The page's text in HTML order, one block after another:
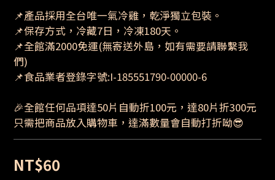
📌產品採用全台唯一氣冷雞，乾淨獨立包裝。
📌保存方式，冷藏7日，冷凍180天。
📌全館滿2000免運(無寄送外島，如有需要請聯繫我
們)
📌食品業者登錄字號:I-185551790-00000-6
🎉全館任何品項達50片自動折100元，達80片折300元
只需把商品放入購物車，達滿數量會自動打折呦😎
NT$60